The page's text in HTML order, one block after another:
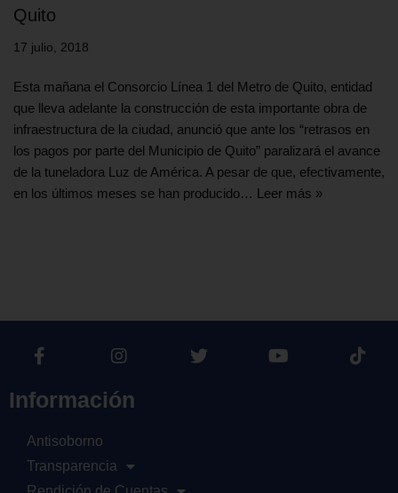
Quito
17 julio, 2018
Esta mañana el Consorcio Línea 1 del Metro de Quito, entidad
que lleva adelante la construcción de esta importante obra de
infraestructura de la ciudad, anunció que ante los “retrasos en
los pagos por parte del Municipio de Quito” paralizará el avance
de la tuneladora Luz de América. A pesar de que, efectivamente,
en los últimos meses se han producido… Leer más »
Información
Antisoborno
Transparencia